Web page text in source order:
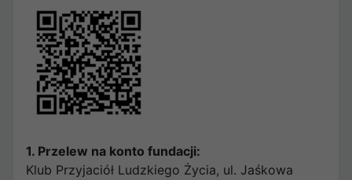
1. Przelew na konto fundacji:
Klub Przyjaciół Ludzkiego Życia, ul. Jaśkowa